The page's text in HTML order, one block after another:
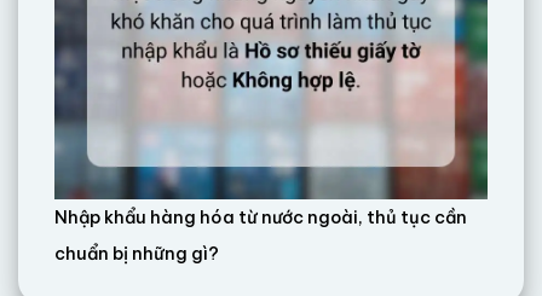
Nhập khẩu hàng hóa từ nước ngoài, thủ tục cần
chuẩn bị những gì?